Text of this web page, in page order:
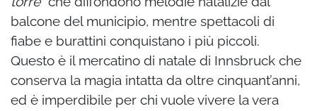
balcone del municipio, mentre spettacoli di
fiabe e burattini conquistano i più piccoli.
Questo è il mercatino di natale di Innsbruck che
conserva la magia intatta da oltre cinquant’anni,
ed è imperdibile per chi vuole vivere la vera